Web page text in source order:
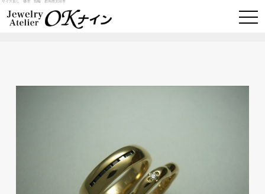
サイズ直し 修理 指輪 群馬県太田市